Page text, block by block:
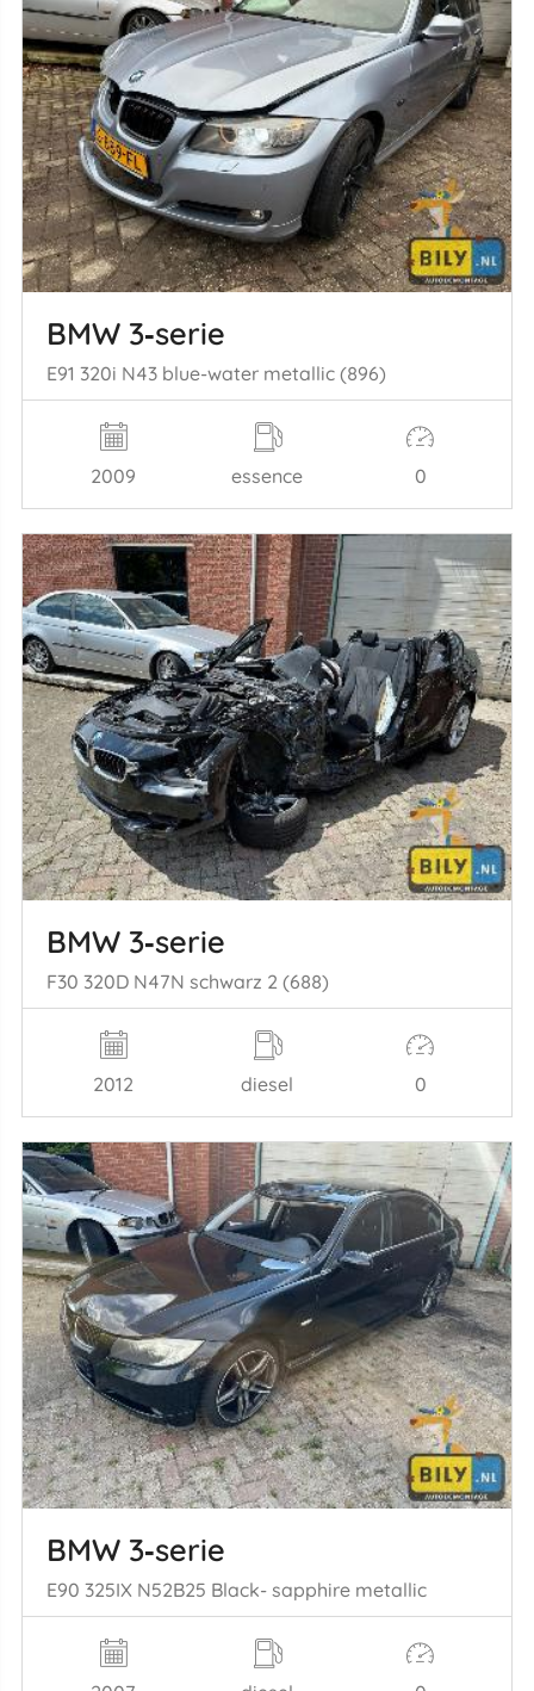
BMW 3‑serie
E91 320i N43 blue-water metallic (896)
2009 essence 0
BMW 3‑serie
F30 320D N47N schwarz 2 (688)
2012 diesel 0
BMW 3‑serie
E90 325IX N52B25 Black- sapphire metallic